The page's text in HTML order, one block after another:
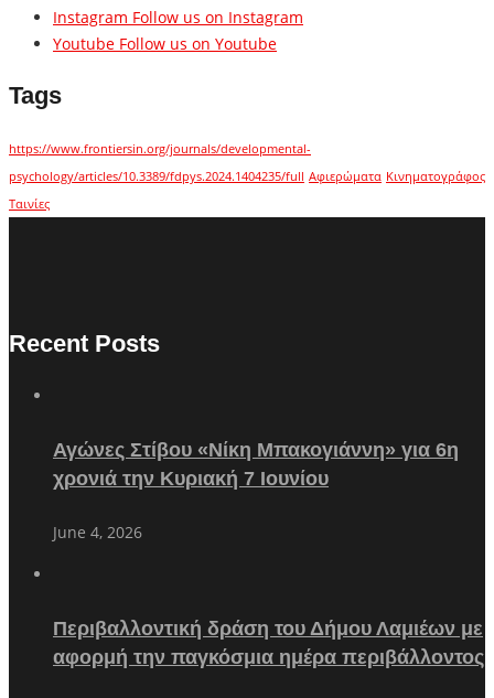
Instagram Follow us on Instagram
Youtube Follow us on Youtube
Tags
https://www.frontiersin.org/journals/developmental-
psychology/articles/10.3389/fdpys.2024.1404235/full Αφιερώματα Κινηματογράφος
Ταινίες
Recent Posts
Αγώνες Στίβου «Νίκη Μπακογιάννη» για 6η
χρονιά την Κυριακή 7 Ιουνίου
June 4, 2026
Περιβαλλοντική δράση του Δήμου Λαμιέων με
αφορμή την παγκόσμια ημέρα περιβάλλοντος